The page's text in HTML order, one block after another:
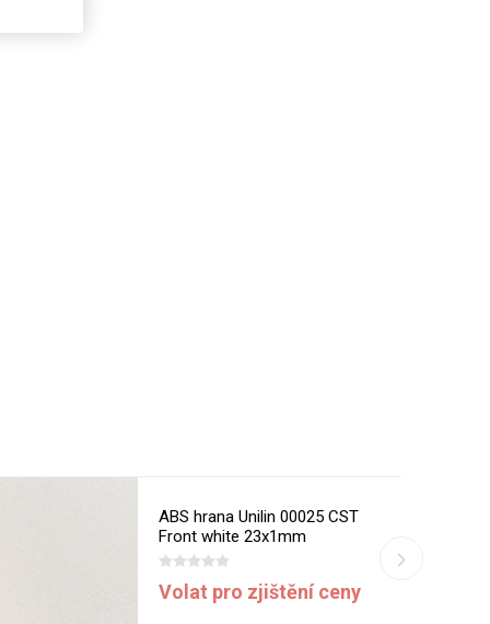
ABS hrana Unilin 00025 CST
Front white 23x1mm
Volat pro zjištění ceny